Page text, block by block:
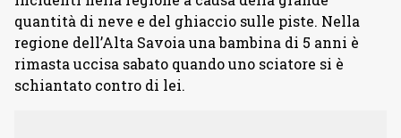
quantità di neve e del ghiaccio sulle piste. Nella
regione dell’Alta Savoia una bambina di 5 anni è
rimasta uccisa sabato quando uno sciatore si è
schiantato contro di lei.